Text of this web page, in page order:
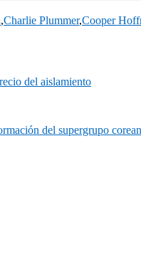
,Charlie Plummer,Cooper
del aislamiento
del supergrupo